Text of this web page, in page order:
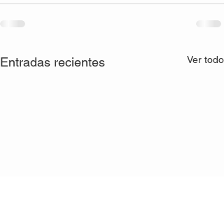
Entradas recientes Ver todo